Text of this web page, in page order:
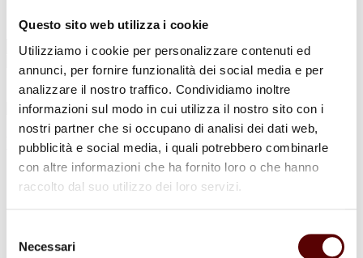
Questo sito web utilizza i cookie
Utilizziamo i cookie per personalizzare contenuti ed
annunci, per fornire funzionalità dei social media e per
analizzare il nostro traffico. Condividiamo inoltre
informazioni sul modo in cui utilizza il nostro sito con i
nostri partner che si occupano di analisi dei dati web,
pubblicità e social media, i quali potrebbero combinarle
con altre informazioni che ha fornito loro o che hanno
raccolto dal suo utilizzo dei loro servizi.
delNecessari
Info e Contatti
Cerca
per:
Maurizio Balboni
7 Maggio 1941 - 18 Aprile 2022